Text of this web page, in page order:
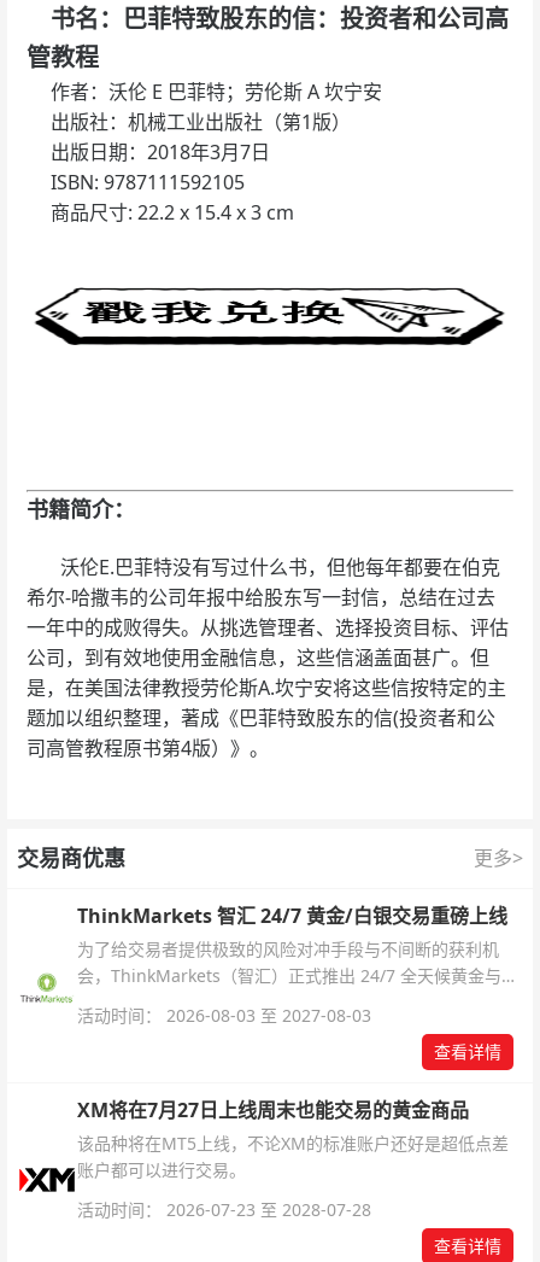
书名：巴菲特致股东的信：投资者和公司高
管教程
作者：沃伦 E 巴菲特；劳伦斯 A 坎宁安
出版社：机械工业出版社（第1版）
出版日期：2018年3月7日
ISBN: 9787111592105
商品尺寸: 22.2 x 15.4 x 3 cm
书籍简介：
沃伦E.巴菲特没有写过什么书，但他每年都要在伯克
希尔-哈撒韦的公司年报中给股东写一封信，总结在过去
一年中的成败得失。从挑选管理者、选择投资目标、评估
公司，到有效地使用金融信息，这些信涵盖面甚广。但
是，在美国法律教授劳伦斯A.坎宁安将这些信按特定的主
题加以组织整理，著成《巴菲特致股东的信(投资者和公
司高管教程原书第4版）》。
交易商优惠 更多>
ThinkMarkets 智汇 24/7 黄金/白银交易重磅上线
为了给交易者提供极致的风险对冲手段与不间断的获利机
会，ThinkMarkets（智汇）正式推出 24/7 全天候黄金与白
杆配置、支持软件及交易细则。
活动时间： 2026-08-03 至 2027-08-03
查看详情
XM将在7月27日上线周末也能交易的黄金商品
该品种将在MT5上线，不论XM的标准账户还好是超低点差
账户都可以进行交易。
活动时间： 2026-07-23 至 2028-07-28
查看详情